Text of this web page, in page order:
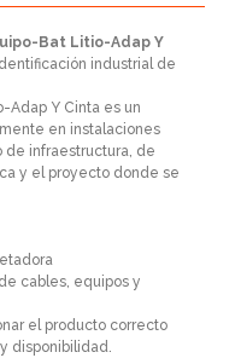
Bat Litio-Adap Y
industrial de
Adap Y Cinta es un
en instalaciones
infraestructura, de
y el proyecto donde se
cables, equipos y
el producto correcto
disponibilidad.